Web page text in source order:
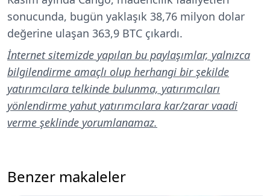
sonucunda, bugün yaklaşık 38,76 milyon dolar
değerine ulaşan 363,9 BTC çıkardı.
İnternet sitemizde yapılan bu paylaşımlar, yalnızca
bilgilendirme amaçlı olup herhangi bir şekilde
yatırımcılara telkinde bulunma, yatırımcıları
yönlendirme yahut yatırımcılara kar/zarar vaadi
verme şeklinde yorumlanamaz.
Benzer makaleler